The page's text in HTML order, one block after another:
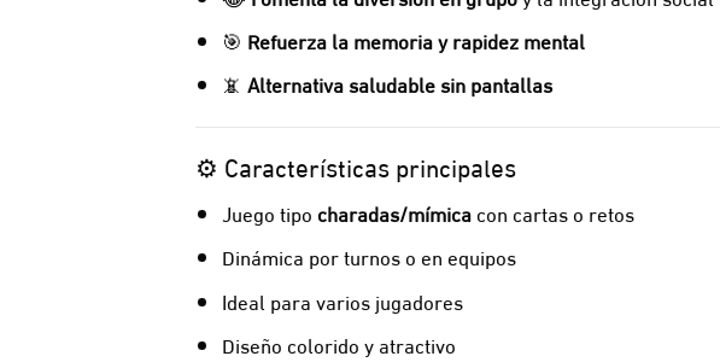
🎯 Refuerza la memoria y rapidez mental
📵 Alternativa saludable sin pantallas
⚙️ Características principales
Juego tipo charadas/mímicacon cartas o retos
Dinámica por turnos o en equipos
Ideal para varios jugadores
Diseño colorido y atractivo